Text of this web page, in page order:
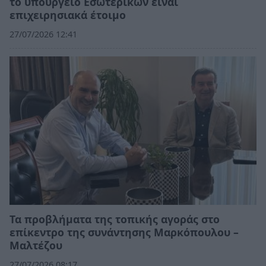
επιχειρησιακά έτοιμο
27/07/2026 12:41
Τα προβλήματα της τοπικής αγοράς στο
επίκεντρο της συνάντησης Μαρκόπουλου –
Μαλτέζου